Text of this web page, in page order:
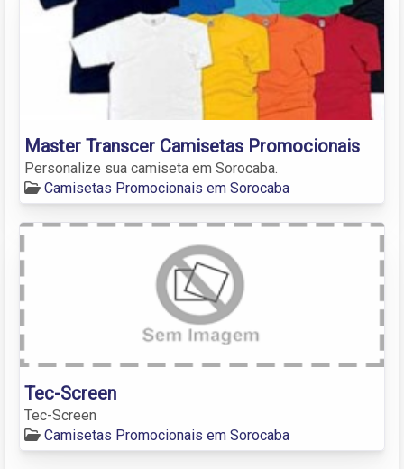
Master Transcer Camisetas Promocionais
Personalize sua camiseta em Sorocaba.
Camisetas Promocionais em Sorocaba
Tec-Screen
Tec-Screen
Camisetas Promocionais em Sorocaba